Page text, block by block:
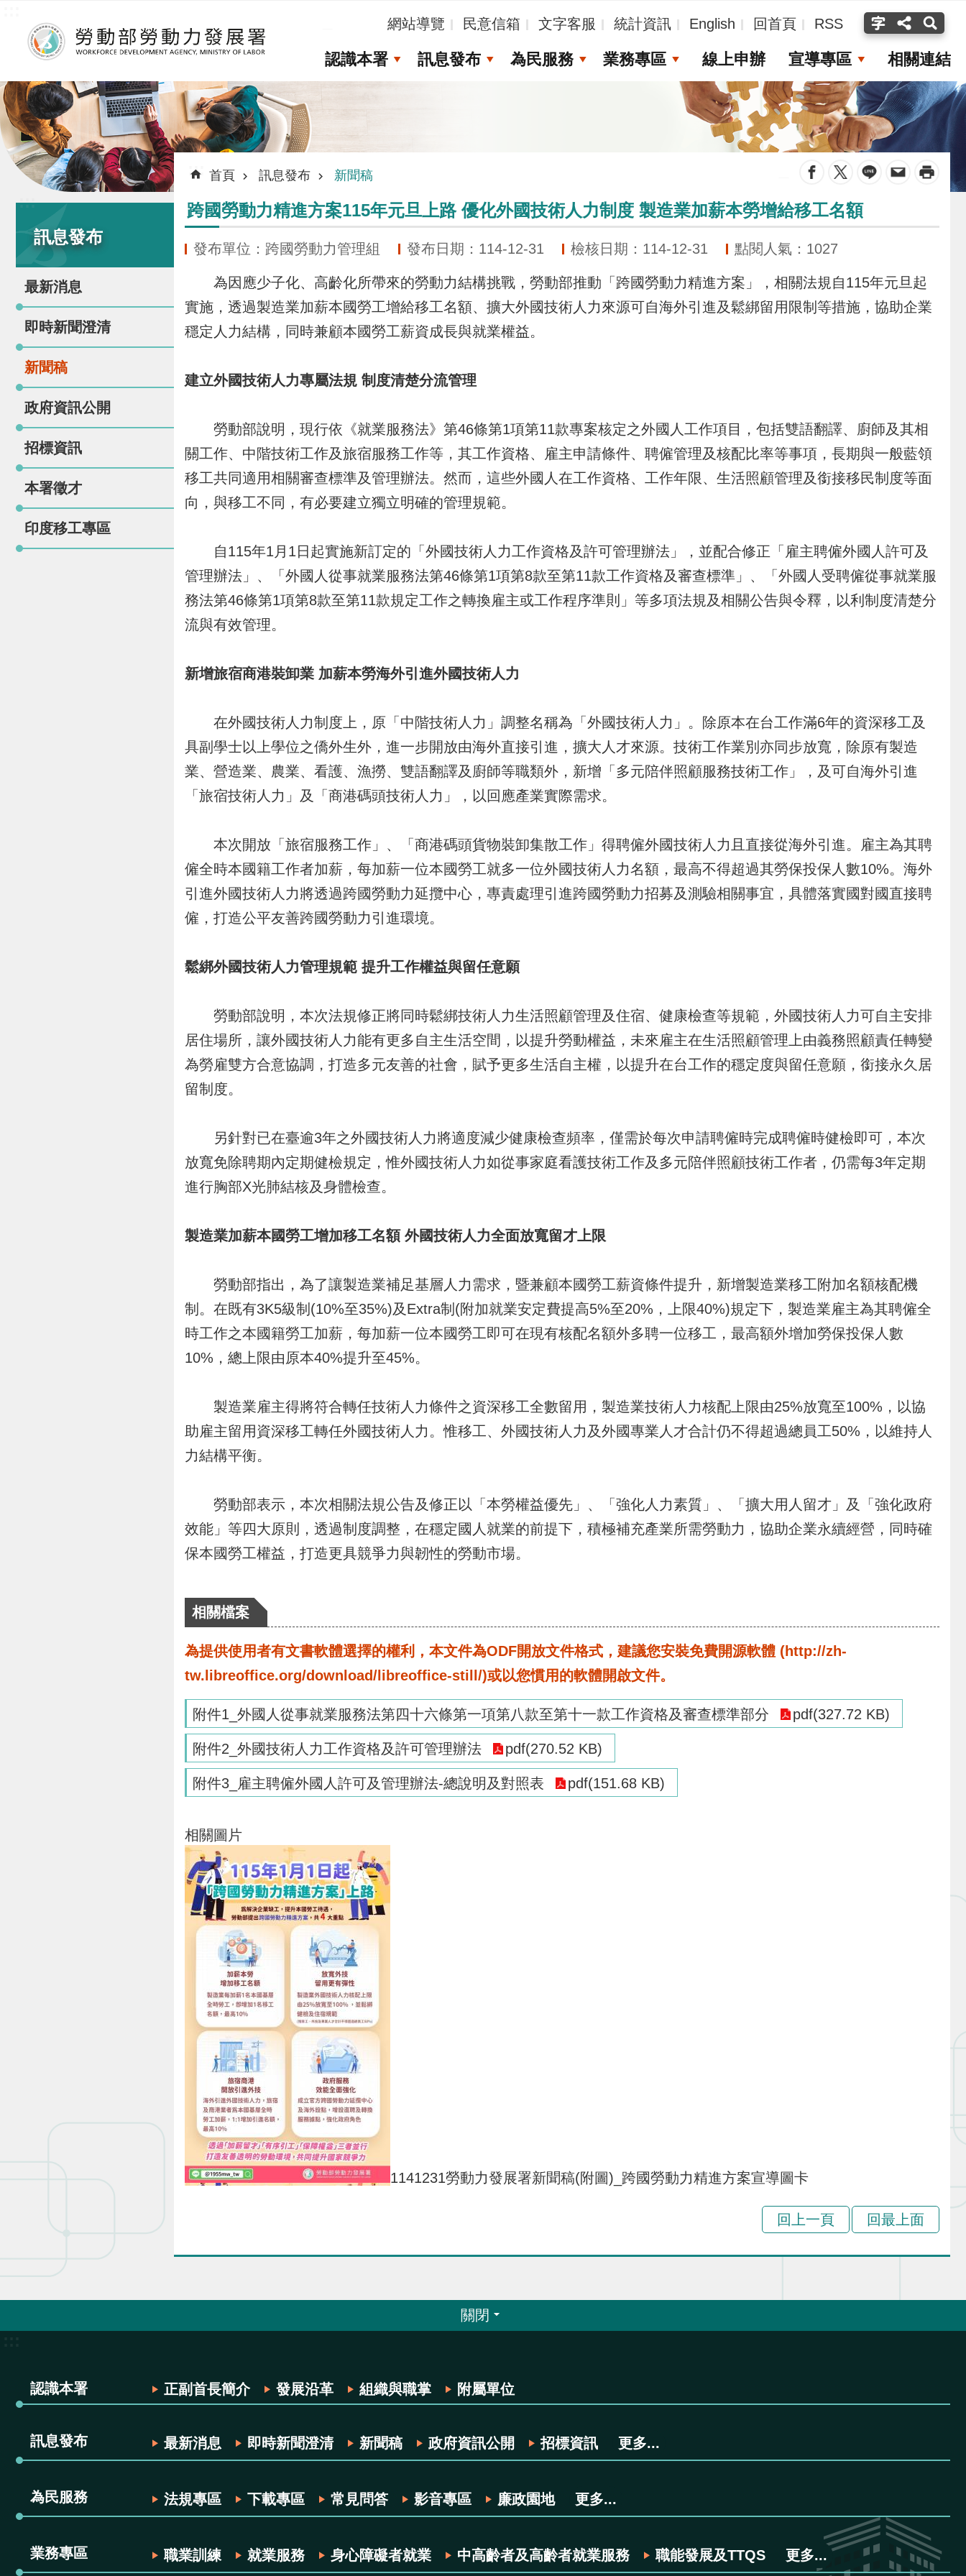
網站導覽 民意信箱 文字客服 統計資訊 English 回首頁 RSS
認識本署 訊息發布 為民服務 業務專區 線上申辦 宣導專區 相關連結
:::
訊息發布
最新消息
即時新聞澄清
新聞稿
政府資訊公開
招標資訊
本署徵才
印度移工專區
::: 首頁 訊息發布 新聞稿
跨國勞動力精進方案115年元旦上路 優化外國技術人力制度 製造業加薪本勞增給移工名額
發布單位：跨國勞動力管理組 發布日期：114-12-31 檢核日期：114-12-31 點閱人氣：1027
為因應少子化、高齡化所帶來的勞動力結構挑戰，勞動部推動「跨國勞動力精進方案」，相關法規自115年元旦起
實施，透過製造業加薪本國勞工增給移工名額、擴大外國技術人力來源可自海外引進及鬆綁留用限制等措施，協助企業
穩定人力結構，同時兼顧本國勞工薪資成長與就業權益。
建立外國技術人力專屬法規 制度清楚分流管理
勞動部說明，現行依《就業服務法》第46條第1項第11款專案核定之外國人工作項目，包括雙語翻譯、廚師及其相
關工作、中階技術工作及旅宿服務工作等，其工作資格、雇主申請條件、聘僱管理及核配比率等事項，長期與一般藍領
移工共同適用相關審查標準及管理辦法。然而，這些外國人在工作資格、工作年限、生活照顧管理及銜接移民制度等面
向，與移工不同，有必要建立獨立明確的管理規範。
自115年1月1日起實施新訂定的「外國技術人力工作資格及許可管理辦法」，並配合修正「雇主聘僱外國人許可及
管理辦法」、「外國人從事就業服務法第46條第1項第8款至第11款工作資格及審查標準」、「外國人受聘僱從事就業服
務法第46條第1項第8款至第11款規定工作之轉換雇主或工作程序準則」等多項法規及相關公告與令釋，以利制度清楚分
流與有效管理。
新增旅宿商港裝卸業 加薪本勞海外引進外國技術人力
在外國技術人力制度上，原「中階技術人力」調整名稱為「外國技術人力」。除原本在台工作滿6年的資深移工及
具副學士以上學位之僑外生外，進一步開放由海外直接引進，擴大人才來源。技術工作業別亦同步放寬，除原有製造
業、營造業、農業、看護、漁撈、雙語翻譯及廚師等職類外，新增「多元陪伴照顧服務技術工作」，及可自海外引進
「旅宿技術人力」及「商港碼頭技術人力」，以回應產業實際需求。
本次開放「旅宿服務工作」、「商港碼頭貨物裝卸集散工作」得聘僱外國技術人力且直接從海外引進。雇主為其聘
僱全時本國籍工作者加薪，每加薪一位本國勞工就多一位外國技術人力名額，最高不得超過其勞保投保人數10%。海外
引進外國技術人力將透過跨國勞動力延攬中心，專責處理引進跨國勞動力招募及測驗相關事宜，具體落實國對國直接聘
僱，打造公平友善跨國勞動力引進環境。
鬆綁外國技術人力管理規範 提升工作權益與留任意願
勞動部說明，本次法規修正將同時鬆綁技術人力生活照顧管理及住宿、健康檢查等規範，外國技術人力可自主安排
居住場所，讓外國技術人力能有更多自主生活空間，以提升勞動權益，未來雇主在生活照顧管理上由義務照顧責任轉變
為勞雇雙方合意協調，打造多元友善的社會，賦予更多生活自主權，以提升在台工作的穩定度與留任意願，銜接永久居
留制度。
另針對已在臺逾3年之外國技術人力將適度減少健康檢查頻率，僅需於每次申請聘僱時完成聘僱時健檢即可，本次
放寬免除聘期內定期健檢規定，惟外國技術人力如從事家庭看護技術工作及多元陪伴照顧技術工作者，仍需每3年定期
進行胸部X光肺結核及身體檢查。
製造業加薪本國勞工增加移工名額 外國技術人力全面放寬留才上限
勞動部指出，為了讓製造業補足基層人力需求，暨兼顧本國勞工薪資條件提升，新增製造業移工附加名額核配機
制。在既有3K5級制(10%至35%)及Extra制(附加就業安定費提高5%至20%，上限40%)規定下，製造業雇主為其聘僱全
時工作之本國籍勞工加薪，每加薪一位本國勞工即可在現有核配名額外多聘一位移工，最高額外增加勞保投保人數
10%，總上限由原本40%提升至45%。
製造業雇主得將符合轉任技術人力條件之資深移工全數留用，製造業技術人力核配上限由25%放寬至100%，以協
助雇主留用資深移工轉任外國技術人力。惟移工、外國技術人力及外國專業人才合計仍不得超過總員工50%，以維持人
力結構平衡。
勞動部表示，本次相關法規公告及修正以「本勞權益優先」、「強化人力素質」、「擴大用人留才」及「強化政府
效能」等四大原則，透過制度調整，在穩定國人就業的前提下，積極補充產業所需勞動力，協助企業永續經營，同時確
保本國勞工權益，打造更具競爭力與韌性的勞動市場。
相關檔案
為提供使用者有文書軟體選擇的權利，本文件為ODF開放文件格式，建議您安裝免費開源軟體 (http://zh-
tw.libreoffice.org/download/libreoffice-still/)或以您慣用的軟體開啟文件。
附件1_外國人從事就業服務法第四十六條第一項第八款至第十一款工作資格及審查標準部分 pdf(327.72 KB)
附件2_外國技術人力工作資格及許可管理辦法 pdf(270.52 KB)
附件3_雇主聘僱外國人許可及管理辦法-總說明及對照表 pdf(151.68 KB)
相關圖片
1141231勞動力發展署新聞稿(附圖)_跨國勞動力精進方案宣導圖卡
回上一頁 回最上面
關閉
認識本署 正副首長簡介 發展沿革 組織與職掌 附屬單位
訊息發布 最新消息 即時新聞澄清 新聞稿 政府資訊公開 招標資訊 更多...
為民服務 法規專區 下載專區 常見問答 影音專區 廉政園地 更多...
業務專區 職業訓練 就業服務 身心障礙者就業 中高齡者及高齡者就業服務 職能發展及TTQS 更多...